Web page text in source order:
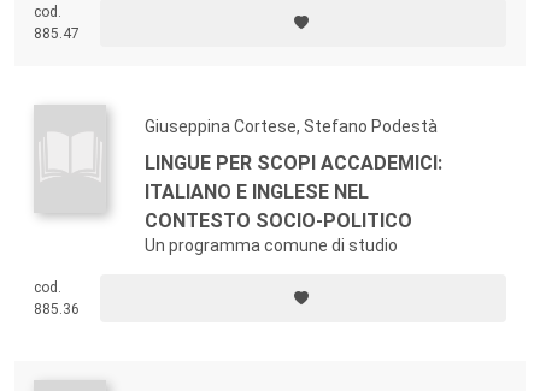
cod.
885.47
Giuseppina Cortese, Stefano Podestà
LINGUE PER SCOPI ACCADEMICI:
ITALIANO E INGLESE NEL
CONTESTO SOCIO-POLITICO
Un programma comune di studio
cod.
885.36